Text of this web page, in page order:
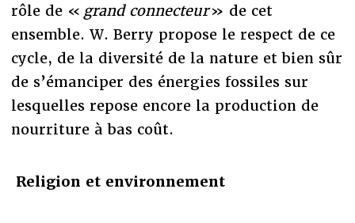
rôle de « grand connecteur» de cet
ensemble. W. Berry propose le respect de ce
cycle, de la diversité de la nature et bien sûr
de s’émanciper des énergies fossiles sur
lesquelles repose encore la production de
nourriture à bas coût.
Religion et environnement